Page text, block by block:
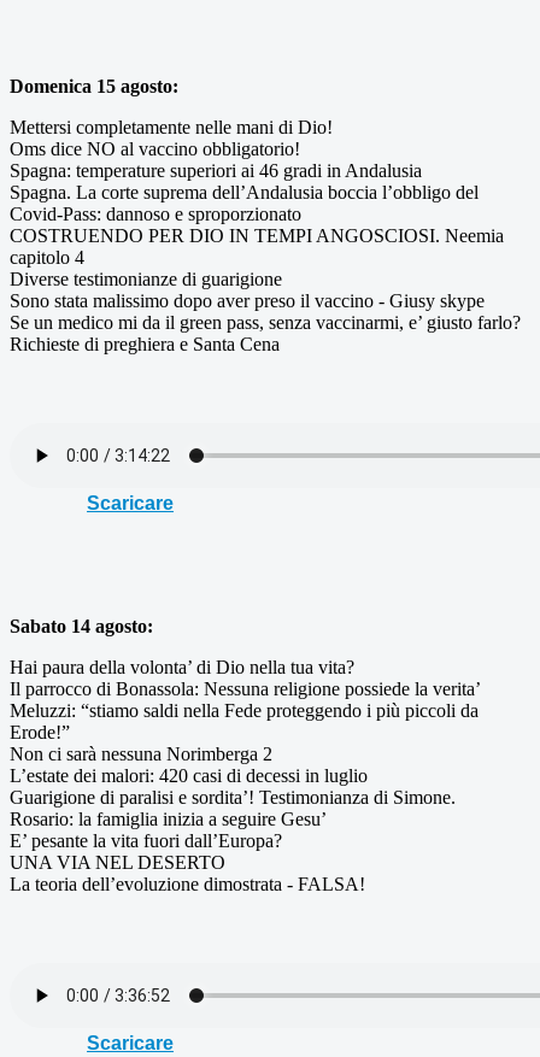
Domenica 15 agosto:
Mettersi completamente nelle mani di Dio!
Oms dice NO al vaccino obbligatorio!
Spagna: temperature superiori ai 46 gradi in Andalusia
Spagna. La corte suprema dell’Andalusia boccia l’obbligo del
Covid-Pass: dannoso e sproporzionato
COSTRUENDO PER DIO IN TEMPI ANGOSCIOSI. Neemia
capitolo 4
Diverse testimonianze di guarigione
Sono stata malissimo dopo aver preso il vaccino - Giusy skype
Se un medico mi da il green pass, senza vaccinarmi, e’ giusto farlo?
Richieste di preghiera e Santa Cena
Scaricare
Sabato 14 agosto:
Hai paura della volonta’ di Dio nella tua vita?
Il parrocco di Bonassola: Nessuna religione possiede la verita’
Meluzzi: “stiamo saldi nella Fede proteggendo i più piccoli da
Erode!”
Non ci sarà nessuna Norimberga 2
L’estate dei malori: 420 casi di decessi in luglio
Guarigione di paralisi e sordita’! Testimonianza di Simone.
Rosario: la famiglia inizia a seguire Gesu’
E’ pesante la vita fuori dall’Europa?
UNA VIA NEL DESERTO
La teoria dell’evoluzione dimostrata - FALSA!
Scaricare